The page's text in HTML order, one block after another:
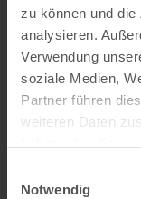
zu können und
analysieren.
Verwendung
soziale Medien,
Partner führen
weiteren Daten
Notwendig